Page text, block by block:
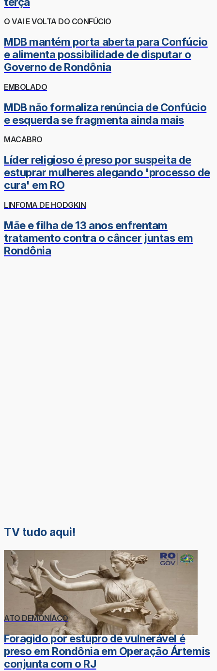
O VAI E VOLTA DO CONFÚCIO
MDB mantém porta aberta para Confúcio
e alimenta possibilidade de disputar o
Governo de Rondônia
EMBOLADO
MDB não formaliza renúncia de Confúcio
e esquerda se fragmenta ainda mais
MACABRO
Líder religioso é preso por suspeita de
estuprar mulheres alegando 'processo de
cura' em RO
LINFOMA DE HODGKIN
Mãe e filha de 13 anos enfrentam
tratamento contra o câncer juntas em
Rondônia
TV tudo aqui!
ATO DEMONÍACO
Foragido por estupro de vulnerável é
preso em Rondônia em Operação Ártemis
conjunta com o RJ